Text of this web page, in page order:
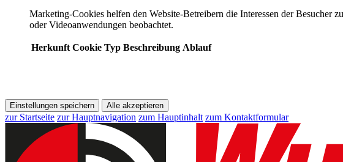
Marketing-Cookies helfen den Website-Betreibern die Interessen der Besucher
oder Videoanwendungen beobachtet.
Herkunft Cookie Typ Beschreibung Ablauf
Einstellungen speichern Alle akzeptieren
zur Startseite zur Hauptnavigation zum Hauptinhalt zum Kontaktformular